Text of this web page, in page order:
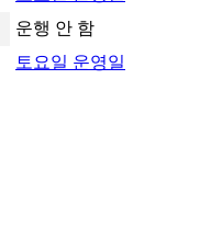
운행 안 함
토요일 운영일